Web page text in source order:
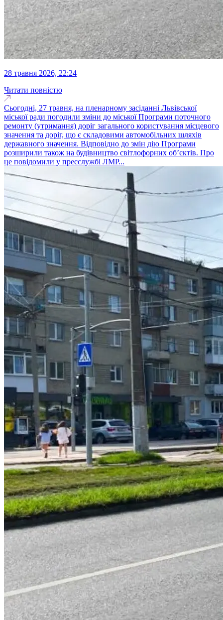
28 травня 2026, 22:24
Читати повністю
Сьогодні, 27 травня, на пленарному засіданні Львівської
міської ради погодили зміни до міської Програми поточного
ремонту (утримання) доріг загального користування місцевого
значення та доріг, що є складовими автомобільних шляхів
державного значення. Відповідно до змін дію Програми
розширили також на будівництво світлофорних об’єктів. Про
це повідомили у пресслужбі ЛМР...